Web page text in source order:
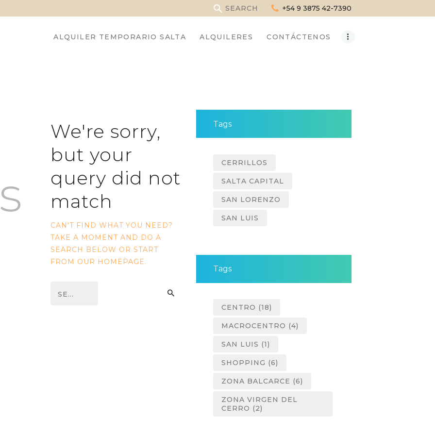
+54 9 3875 42-7390
ALQUILER TEMPORARIO SALTA ALQUILERES CONTÁCTENOS
We're sorry,
but your
query did not
match
CAN'T FIND WHAT YOU NEED?
TAKE A MOMENT AND DO A
SEARCH BELOW OR START
FROM OUR HOMEPAGE.
Tags
CERRILLOS
SALTA CAPITAL
SAN LORENZO
SAN LUIS
Tags
CENTRO (18)
MACROCENTRO (4)
SAN LUIS (1)
SHOPPING (6)
ZONA BALCARCE (6)
ZONA VIRGEN DEL
CERRO (2)